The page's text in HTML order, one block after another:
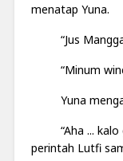
menatap Yuna.
“Jus
“Minum
Yuna
“Aha ...
perintah Lutfi